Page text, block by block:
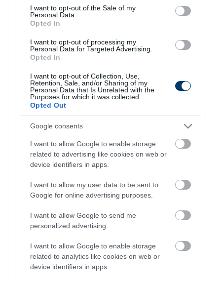
consent section.
I want to opt-out of the Sale of my
Personal Data.
Opted In
I want to opt-out of processing my
Personal Data for Targeted Advertising.
Opted In
I want to opt-out of Collection, Use,
Retention, Sale, and/or Sharing of my
Personal Data that Is Unrelated with the
Purposes for which it was collected.
Opted Out
Google consents
I want to allow Google to enable storage
related to advertising like cookies on web or
device identifiers in apps.
I want to allow my user data to be sent to
Google for online advertising purposes.
I want to allow Google to send me
personalized advertising.
I want to allow Google to enable storage
related to analytics like cookies on web or
device identifiers in apps.
6 h 11 min
Stop Eating These 3 Foods That Are Known to
Cause Parasites
479 32 263